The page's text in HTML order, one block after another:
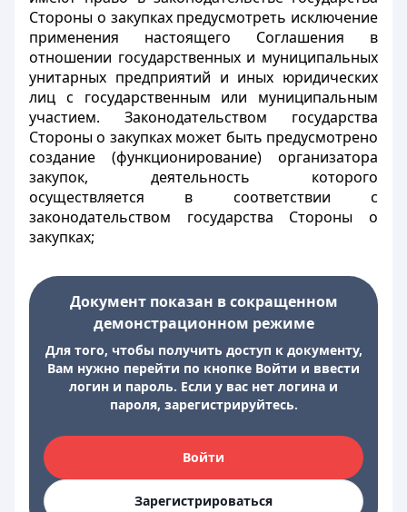
Стороны о закупках предусмотреть исключение
применения настоящего Соглашения в
отношении государственных и муниципальных
унитарных предприятий и иных юридических
лиц с государственным или муниципальным
участием. Законодательством государства
Стороны о закупках может быть предусмотрено
создание (функционирование) организатора
закупок, деятельность которого
осуществляется в соответствии с
законодательством государства Стороны о
закупках;
Документ показан в сокращенном
демонстрационном режиме
Для того, чтобы получить доступ к документу,
Вам нужно перейти по кнопке Войти и ввести
логин и пароль. Если у вас нет логина и
пароля, зарегистрируйтесь.
Войти
Зарегистрироваться